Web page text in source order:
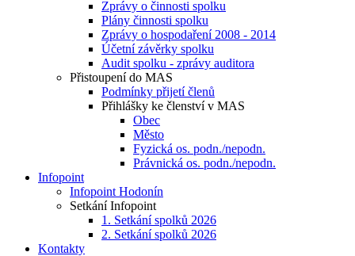
Zprávy o činnosti spolku
Plány činnosti spolku
Zprávy o hospodaření 2008 - 2014
Účetní závěrky spolku
Audit spolku - zprávy auditora
Přistoupení do MAS
Podmínky přijetí členů
Přihlášky ke členství v MAS
Obec
Město
Fyzická os. podn./nepodn.
Právnická os. podn./nepodn.
Infopoint
Infopoint Hodonín
Setkání Infopoint
1. Setkání spolků 2026
2. Setkání spolků 2026
Kontakty